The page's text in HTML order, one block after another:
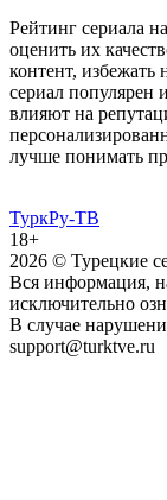
Рейтинг сериала
оценить их
контент, избежать
сериал популярен
влияют на
лучше понимать
ТуркРу-ТВ
18+
2026 © Турецкие
Вся информация,
исключительно
В случае
support@turktve.ru